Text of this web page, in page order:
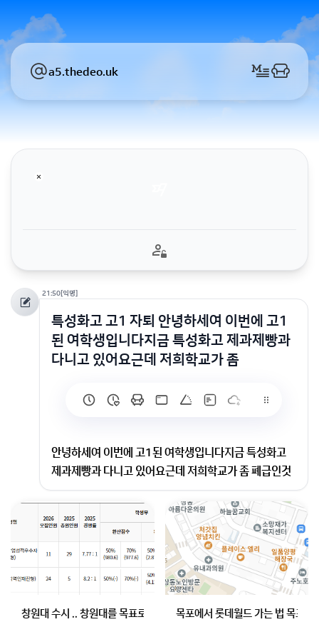
a5.thedeo.uk
21:50[익명]
특성화고 고1 자퇴 안녕하세여 이번에 고1
된 여학생입니다지금 특성화고 제과제빵과
다니고 있어요근데 저희학교가 좀
안녕하세여 이번에 고1된 여학생입니다지금 특성화고
제과제빵과 다니고 있어요근데 저희학교가 좀 폐급인것
같아요애들도 뭔가 일진들이 좀 많고요 학교에 담배피는
애들이 많은것같고 2학년이 복도에 침뱉고 다닌다는 이
야기를 들었어요걍 평범한 애들이랑 친구들은 별루 없는
것같고 다 꾸미고 수업시간에도 화장하고 이런애들이 많
은것같아요 말 걸어보니깐 착한것같긴한데…제가 너무
편견있는 시선으로 바라보고 있는걸까요? 아무튼 뭐 특
없었는데 이정도일줄은 몰랐어요영어쌤이 진짜 저보다
창원대 수시 .. 창원대를 목표로 하고 있는 09년생입니다 지금 제 내신이
목포에서 롯데월드 가는 법 목포